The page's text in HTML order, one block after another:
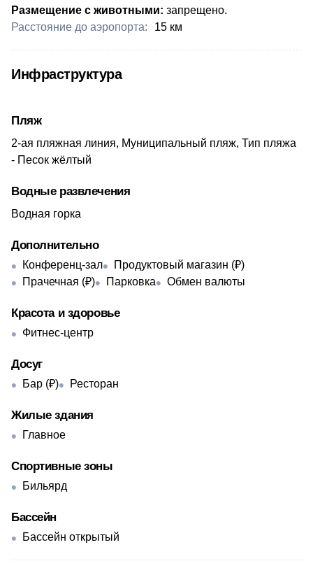
Размещение с животными: запрещено.
Расстояние до аэропорта:
​15 км
Инфраструктура
Пляж
2-ая пляжная линия, Муниципальный пляж, Тип пляжа
- Песок жёлтый
Водные развлечения
Водная горка
Дополнительно
Конференц-зал
Продуктовый магазин (₽)
Прачечная (₽)
Парковка Обмен валюты
Красота и здоровье
Фитнес-центр
Досуг
Бар (₽) Ресторан
Жилые здания
Главное
Спортивные зоны
Бильярд
Бассейн
Бассейн открытый